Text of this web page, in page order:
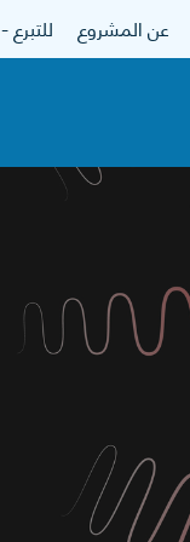
عن المشروع للتبرع - donate